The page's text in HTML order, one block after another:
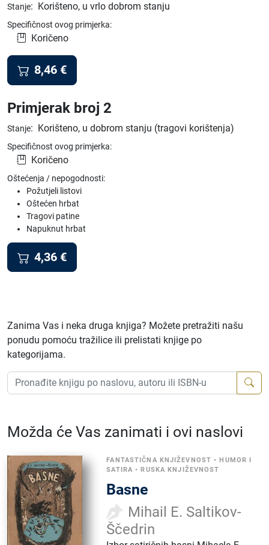
Stanje: Korišteno, u vrlo dobrom stanju
Specifičnost ovog primjerka:
Koričeno
8,46 €
Primjerak broj 2
Stanje: Korišteno, u dobrom stanju (tragovi korištenja)
Specifičnost ovog primjerka:
Koričeno
Oštećenja / nepogodnosti:
Požutjeli listovi
Oštećen hrbat
Tragovi patine
Napuknut hrbat
4,36 €
Zanima Vas i neka druga knjiga? Možete pretražiti našu
ponudu pomoću tražilice ili prelistati knjige po
kategorijama.
Možda će Vas zanimati i ovi naslovi
FANTASTIČNA KNJIŽEVNOST • HUMOR I
SATIRA • RUSKA KNJIŽEVNOST
Basne
Mihail E. Saltikov-
Ščedrin